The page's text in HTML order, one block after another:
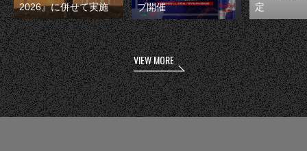
2026』に併せて実施
ブ開催
定
VIEW MORE